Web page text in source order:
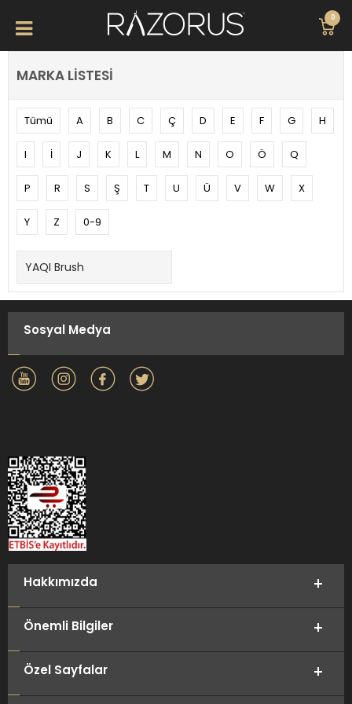
0
MARKA LISTESI
Tümü A B C Ç D E F G H
I İ J K L M N O Ö Q
P R S Ş T U Ü V W X
Y Z 0-9
YAQI Brush
Sosyal Medya
Hakkımızda
Önemli Bilgiler
Özel Sayfalar